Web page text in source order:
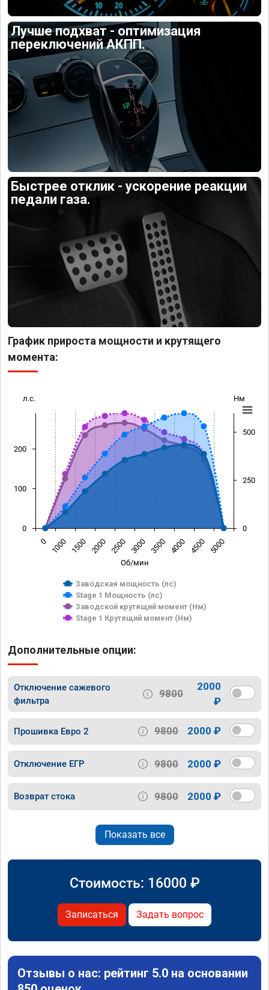
Лучше подхват - оптимизация
переключений АКПП.
Быстрее отклик - ускорение реакции
педали газа.
График прироста мощности и крутящего
момента:
Об/мин
л.с. Нм
Заводская мощность (лс)
Stage 1 Мощность (лс)
Заводской крутящий момент (Нм)
Stage 1 Крутящий момент (Нм)
0 1000 1500 2000 2500 3000 3500 4000 4500 5000
0
100
200
0
250
500
Дополнительные опции:
Отключение сажевого
фильтра
9800
2000
₽
Прошивка Евро 2 9800 2000 ₽
Отключение ЕГР 9800 2000 ₽
Возврат стока 9800 2000 ₽
Показать все
Стоимость: 16000 ₽
Записаться Задать вопрос
Отзывы о нас: рейтинг 5.0 на основании